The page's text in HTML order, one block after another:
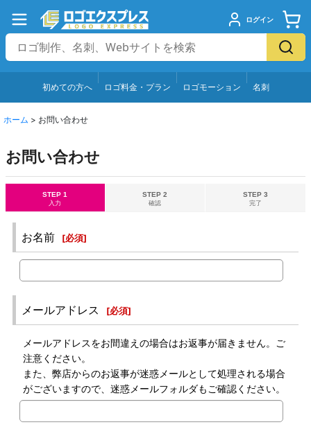
ログイン
初めての方へ ロゴ料金・プラン ロゴモーション 名刺
ホーム > お問い合わせ
お問い合わせ
STEP 1
入力
STEP 2
確認
STEP 3
完了
お名前 [必須]
メールアドレス [必須]
メールアドレスをお間違えの場合はお返事が届きません。ご
注意ください。
また、弊店からのお返事が迷惑メールとして処理される場合
がございますので、迷惑メールフォルダもご確認ください。